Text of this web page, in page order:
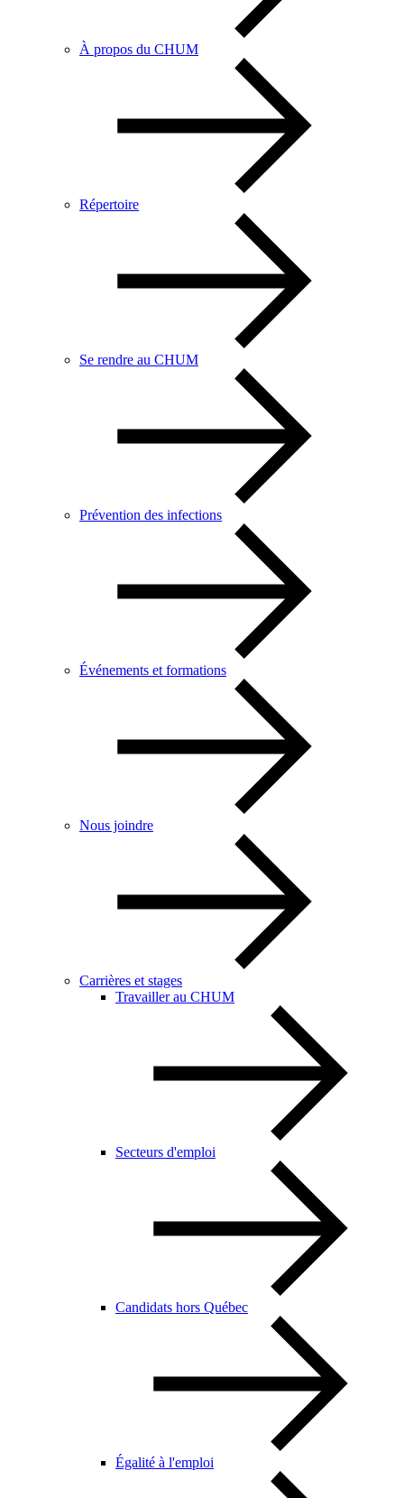
À propos du CHUM
Répertoire
Se rendre au CHUM
Prévention des infections
Événements et formations
Nous joindre
Carrières et stages
Travailler au CHUM
Secteurs d'emploi
Candidats hors Québec
Égalité à l'emploi